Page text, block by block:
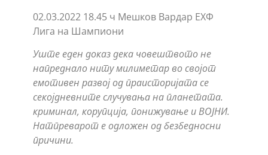
02.03.2022 18.45 ч Мешков Вардар ЕХФ
Лига на Шампиони
Уште еден доказ дека човештвото не
напреднало ниту милиметар во својот
емотивен развој од праисторијата се
секојдневните случувања на планетата.
криминал, корупција, понижување и ВОЈНИ.
Натпреварот е одложен од безбедносни
причини.